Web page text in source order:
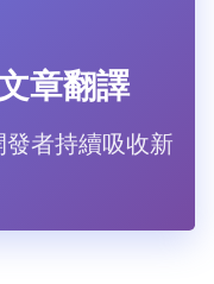
章翻譯
者持續吸收新